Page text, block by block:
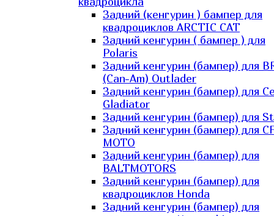
Задний (кенгурин ) бампер для
квадроциклов ARCTIC CAT
Задний кенгурин ( бампер ) для
Polaris
Задний кенгурин (бампер) для
(Can-Am) Outlader
Задний кенгурин (бампер) для
Gladiator
Задний кенгурин (бампер) для
Задний кенгурин (бампер) для
MOTO
Задний кенгурин (бампер) для
BALTMOTORS
Задний кенгурин (бампер) для
квадроциклов Honda
Задний кенгурин (бампер) для